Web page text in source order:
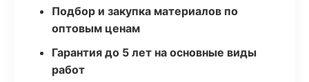
Подбор и закупка материалов по
оптовым ценам
Гарантия до 5 лет на основные виды
работ